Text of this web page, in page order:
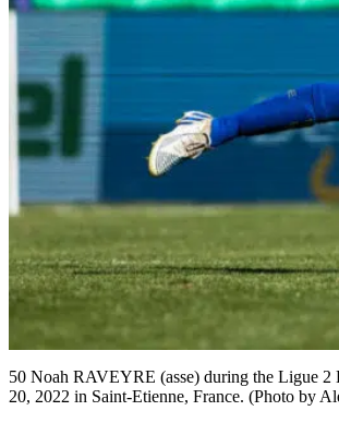
50 Noah RAVEYRE (asse) during the Ligue
20, 2022 in Saint-Etienne, France. (Photo by